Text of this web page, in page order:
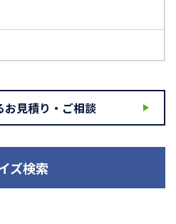
お見積り・ご相談
ズ検索